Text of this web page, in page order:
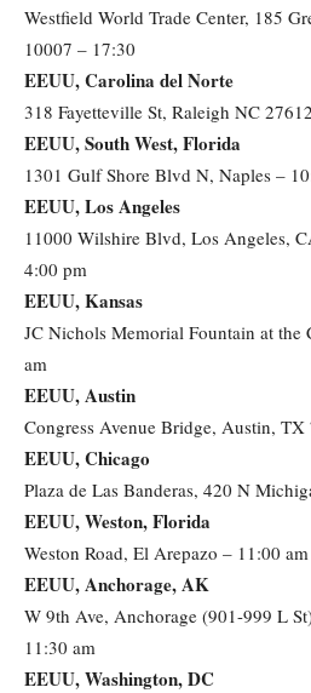
Westfield World Trade Center, 185
10007 – 17:30
EEUU, Carolina del Norte
318 Fayetteville St, Raleigh NC
EEUU, South West, Florida
1301 Gulf Shore Blvd N, Naples –
EEUU, Los Angeles
11000 Wilshire Blvd, Los Angeles,
4:00 pm
EEUU, Kansas
JC Nichols Memorial Fountain at the
am
EEUU, Austin
Congress Avenue Bridge, Austin,
EEUU, Chicago
Plaza de Las Banderas, 420 N
EEUU, Weston, Florida
Weston Road, El Arepazo – 11:00 am
EEUU, Anchorage, AK
W 9th Ave, Anchorage (901-999 L
11:30 am
EEUU, Washington, DC